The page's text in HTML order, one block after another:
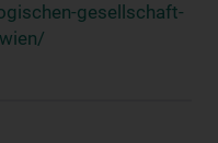
gesellschaft-